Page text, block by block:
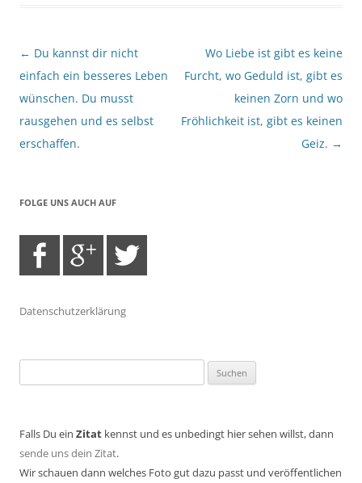
Beitragsnavigation
← Du kannst dir nicht
einfach ein besseres Leben
wünschen. Du musst
rausgehen und es selbst
erschaffen.
Wo Liebe ist gibt es keine
Furcht, wo Geduld ist, gibt es
keinen Zorn und wo
Fröhlichkeit ist, gibt es keinen
Geiz. →
FOLGE UNS AUCH AUF
Datenschutzerklärung
nach:
Falls Du ein Zitat kennst und es unbedingt hier sehen willst, dann
sende uns dein Zitat.
Wir schauen dann welches Foto gut dazu passt und veröffentlichen